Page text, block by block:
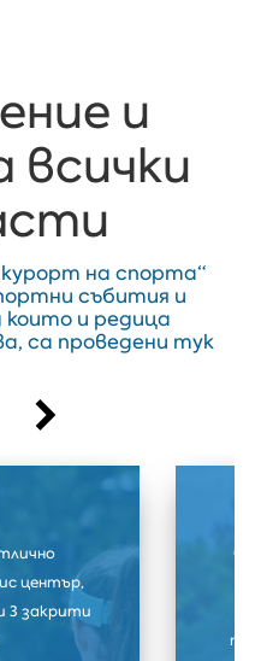
и
всички
курорт на спорта“
събития и
и редица
са проведени тук
център,
3 закрити